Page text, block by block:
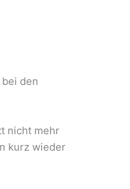
den
nicht mehr
kurz wieder